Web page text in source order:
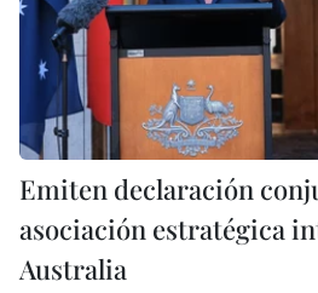
Emiten declaración
asociación estratégica
Australia